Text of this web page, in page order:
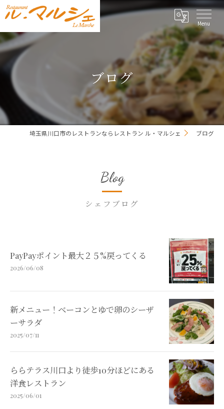
ブログ
埼玉県川口市のレストランならレストラン ル・マルシェ ブログ
Blog
シェフブログ
PayPayポイント最大２５%戻ってくる
2026/06/08
新メニュー！ベーコンとゆで卵のシーザ
ーサラダ
2025/07/11
ららテラス川口より徒歩10分ほどにある
洋食レストラン
2025/06/01